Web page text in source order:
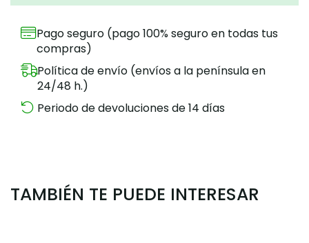
Pago seguro (pago 100% seguro en todas tus
compras)
Política de envío (envíos a la península en
24/48 h.)
Periodo de devoluciones de 14 días
TAMBIÉN TE PUEDE INTERESAR